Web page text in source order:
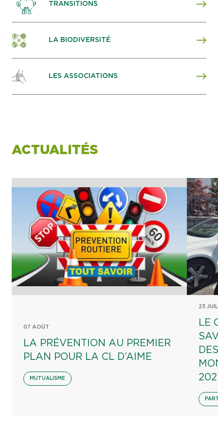
TRANSITIONS
LA BIODIVERSITÉ
LES ASSOCIATIONS
ACTUALITÉS
07 AOÛT
LA PRÉVENTION AU PREMIER
PLAN POUR LA CL D’AIME
MUTUALISME
23
LE